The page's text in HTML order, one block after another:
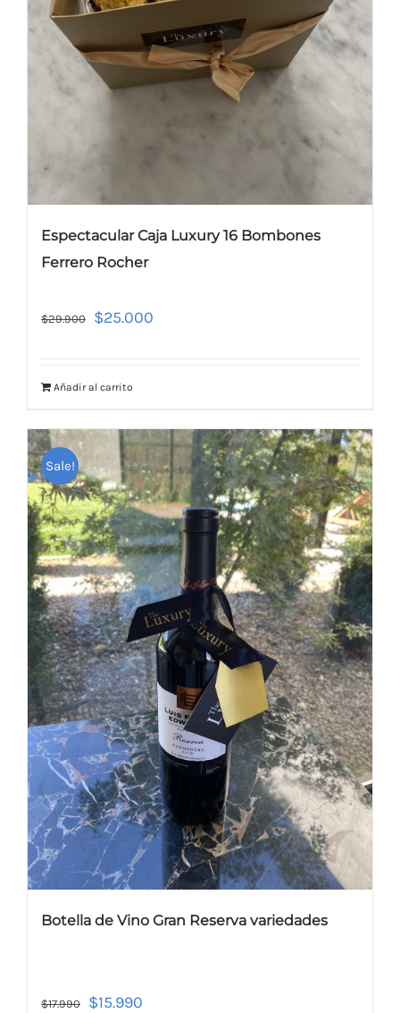
Espectacular Caja Luxury 16 Bombones
Ferrero Rocher
$29.900 $25.000
Añadir al carrito
Sale!
Botella de Vino Gran Reserva variedades
$17.990 $15.990